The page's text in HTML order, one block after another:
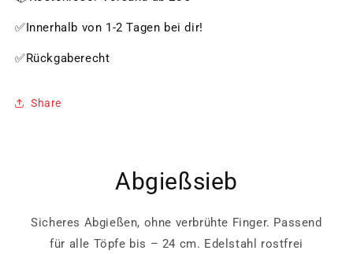
✅Innerhalb von 1-2 Tagen bei dir!
✅Rückgaberecht
Share
Abgießsieb
Sicheres Abgießen, ohne verbrühte Finger. Passend
für alle Töpfe bis – 24 cm. Edelstahl rostfrei